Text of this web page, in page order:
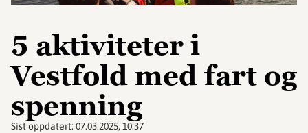
5 aktiviteter i
Vestfold med fart og
spenning
Sist oppdatert: 07.03.2025, 10:37